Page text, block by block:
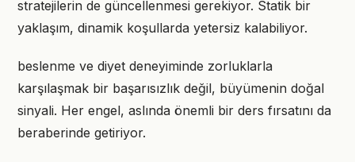
stratejilerin de güncellenmesi gerekiyor. Statik bir
yaklaşım, dinamik koşullarda yetersiz kalabiliyor.
beslenme ve diyet deneyiminde zorluklarla
karşılaşmak bir başarısızlık değil, büyümenin doğal
sinyali. Her engel, aslında önemli bir ders fırsatını da
beraberinde getiriyor.